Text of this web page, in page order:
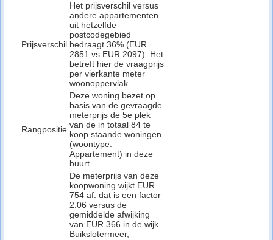
Prijsverschil
Het prijsverschil versus
andere appartementen
uit hetzelfde
postcodegebied
bedraagt 36% (EUR
2851 vs EUR 2097). Het
betreft hier de vraagprijs
per vierkante meter
woonoppervlak.
Rangpositie
Deze woning bezet op
basis van de gevraagde
meterprijs de 5e plek
van de in totaal 84 te
koop staande woningen
(woontype:
Appartement) in deze
buurt.
De meterprijs van deze
koopwoning wijkt EUR
754 af: dat is een factor
2.06 versus de
gemiddelde afwijking
van EUR 366 in de wijk
Buikslotermeer,